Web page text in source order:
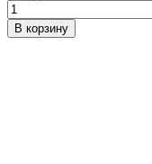
В корзину